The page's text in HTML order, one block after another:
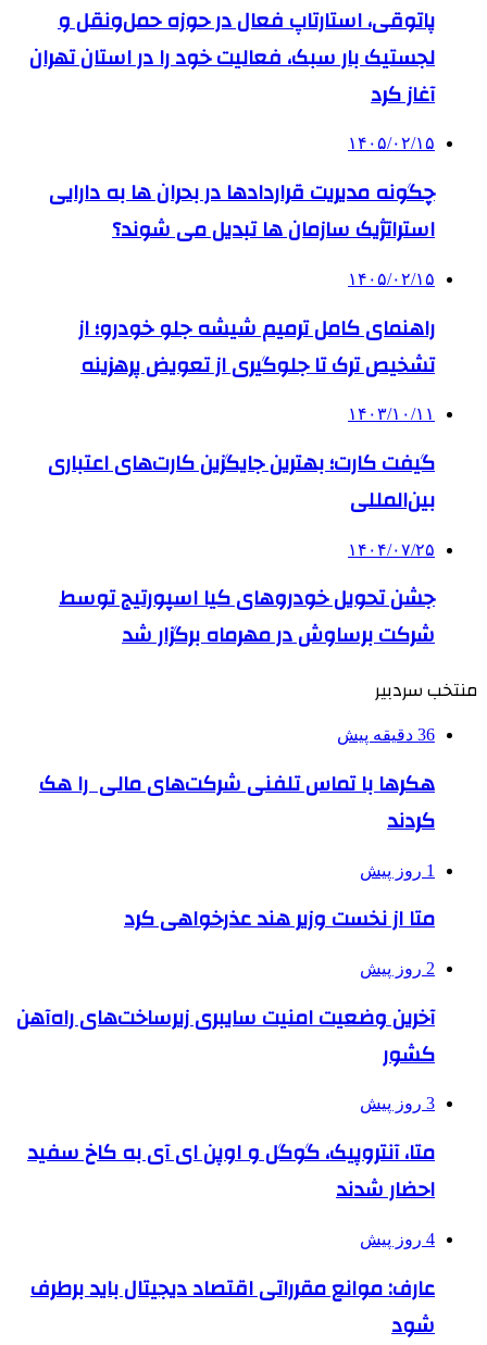
پاتوقی، استارتاپ فعال در حوزه حمل‌ونقل و
لجستیک بار سبک، فعالیت خود را در استان تهران
آغاز کرد
۱۴۰۵/۰۲/۱۵
چگونه مدیریت قراردادها در بحران ها به دارایی
استراتژیک سازمان ها تبدیل می شوند؟
۱۴۰۵/۰۲/۱۵
راهنمای کامل ترمیم شیشه جلو خودرو؛ از
تشخیص ترک تا جلوگیری از تعویض پرهزینه
۱۴۰۳/۱۰/۱۱
گیفت کارت؛ بهترین جایگزین کارت‌های اعتباری
بین‌المللی
۱۴۰۴/۰۷/۲۵
جشن تحویل خودروهای کیا اسپورتیج توسط
شرکت برساوش در مهرماه برگزار شد
منتخب سردبیر
36 دقیقه پیش
هکرها با تماس تلفنی شرکت‌های مالی را هک
کردند
1 روز پیش
متا از نخست وزیر هند عذرخواهی کرد
2 روز پیش
آخرین وضعیت امنیت سایبری زیرساخت‌های راه‌آهن
کشور
3 روز پیش
متا، آنتروپیک، گوگل و اوپن ای آی به کاخ سفید
احضار شدند
4 روز پیش
عارف: موانع مقرراتی اقتصاد دیجیتال باید برطرف
شود